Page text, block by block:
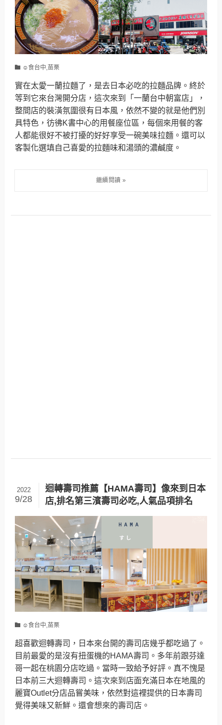
☺食台中,苗栗
實在太愛一蘭拉麵了，是去日本必吃的拉麵品牌。終於
等到它來台灣開分店，這次來到「一蘭台中朝富店」，
整間店的裝潢氛圍很有日本風，依然不變的就是他們別
具特色，彷彿K書中心的用餐座位區，每個來用餐的客
人都能很好不被打擾的好好享受一碗美味拉麵。還可以
客製化選填自己喜愛的拉麵味和湯頭的濃鹹度。
迴轉壽司推薦【HAMA壽司】像來到日本
店,排名第三濱壽司必吃,人氣品項排名
2022
9/28
☺食台中,苗栗
超喜歡迴轉壽司，日本來台開的壽司店幾乎都吃過了。
目前最愛的是沒有扭蛋機的HAMA壽司。多年前跟芬達
哥一起在桃園分店吃過。當時一致給予好評。真不愧是
日本前三大迴轉壽司。這次來到店面充滿日本在地風的
麗寶Outlet分店品嘗美味，依然對這裡提供的日本壽司
覺得美味又新鮮。還會想來的壽司店。